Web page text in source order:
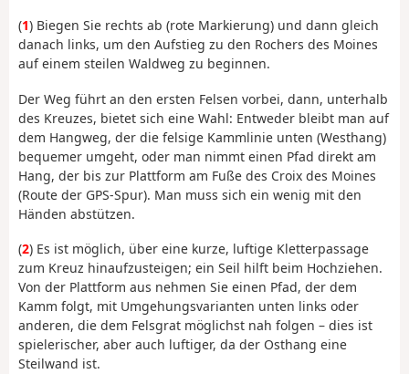
(1) Biegen Sie rechts ab (rote Markierung) und dann gleich
danach links, um den Aufstieg zu den Rochers des Moines
auf einem steilen Waldweg zu beginnen.
Der Weg führt an den ersten Felsen vorbei, dann, unterhalb
des Kreuzes, bietet sich eine Wahl: Entweder bleibt man auf
dem Hangweg, der die felsige Kammlinie unten (Westhang)
bequemer umgeht, oder man nimmt einen Pfad direkt am
Hang, der bis zur Plattform am Fuße des Croix des Moines
(Route der GPS-Spur). Man muss sich ein wenig mit den
Händen abstützen.
(2) Es ist möglich, über eine kurze, luftige Kletterpassage
zum Kreuz hinaufzusteigen; ein Seil hilft beim Hochziehen.
Von der Plattform aus nehmen Sie einen Pfad, der dem
Kamm folgt, mit Umgehungsvarianten unten links oder
anderen, die dem Felsgrat möglichst nah folgen – dies ist
spielerischer, aber auch luftiger, da der Osthang eine
Steilwand ist.